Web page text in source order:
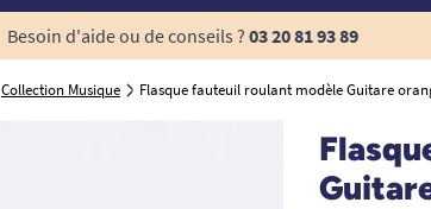
Besoin d'aide ou de conseils ? 03 20 81 93 89
Collection Musique Flasque fauteuil roulant modèle Guitare